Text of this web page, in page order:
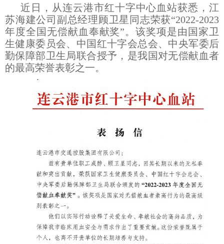
近日，从连云港市红十字中心血站获悉，江
苏海建公司副总经理顾卫星同志荣获“2022-2023
年度全国无偿献血奉献奖”。该奖项是由国家卫
生健康委员会、中国红十字会总会、中央军委后
勤保障部卫生局联合授予，是我国对无偿献血者
的最高荣誉表彰之一。